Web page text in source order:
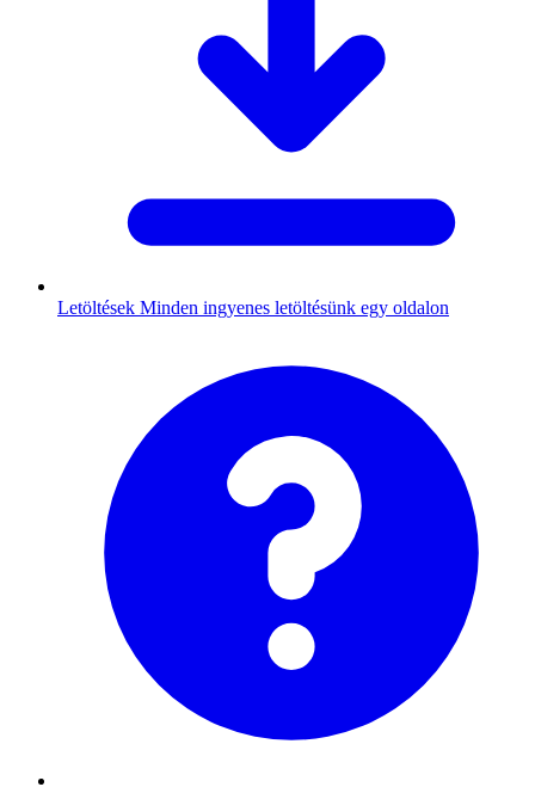
Letöltések Minden ingyenes letöltésünk egy oldalon